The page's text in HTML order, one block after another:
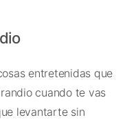
entretenidas que
cuando te vas
levantarte sin